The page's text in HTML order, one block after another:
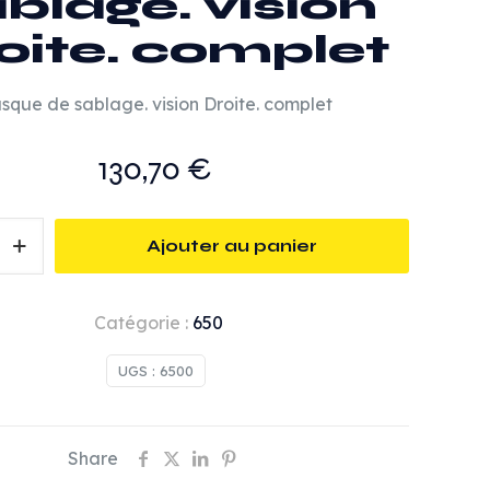
complet
de sablage. vision Droite. complet
130,70€
Ajouter au panier
UGS : 6500
Catégorie : 650
Share